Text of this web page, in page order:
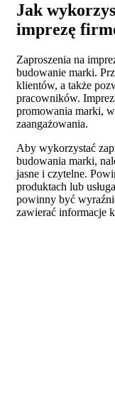
Jak
imprezę
Zaproszenia na
budowanie marki.
klientów, a także
pracowników.
promowania marki,
zaangażowania.
Aby wykorzystać
budowania marki,
jasne i czytelne.
produktach lub
powinny być
zawierać informacje